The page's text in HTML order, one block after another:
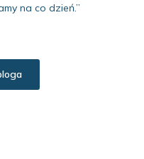
na co dzień.”